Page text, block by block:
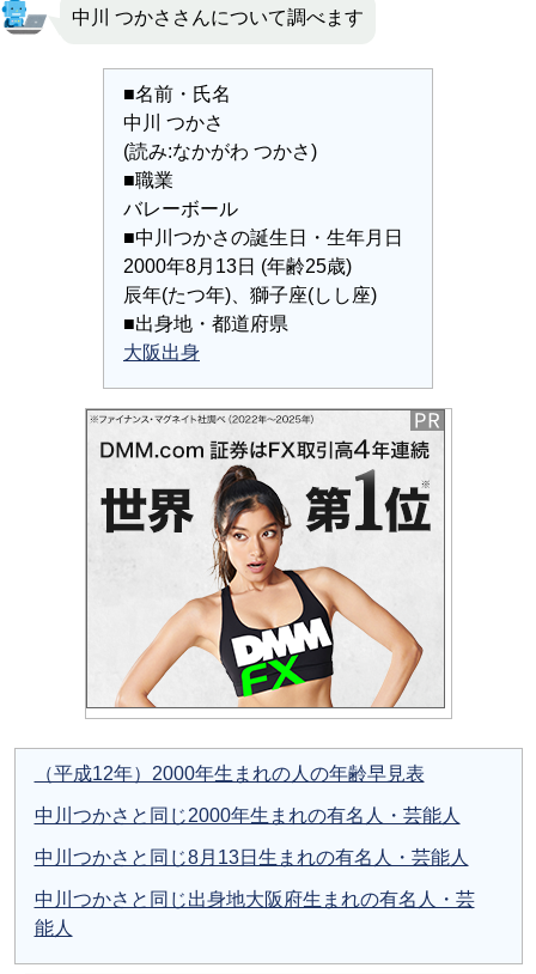
中川 つかささんについて調べます
■名前・氏名
中川 つかさ
(読み:なかがわ つかさ)
■職業
バレーボール
■中川つかさの誕生日・生年月日
2000年8月13日 (年齢25歳)
辰年(たつ年)、獅子座(しし座)
■出身地・都道府県
大阪出身
（平成12年）2000年生まれの人の年齢早見表
中川つかさと同じ2000年生まれの有名人・芸能人
中川つかさと同じ8月13日生まれの有名人・芸能人
中川つかさと同じ出身地大阪府生まれの有名人・芸
能人